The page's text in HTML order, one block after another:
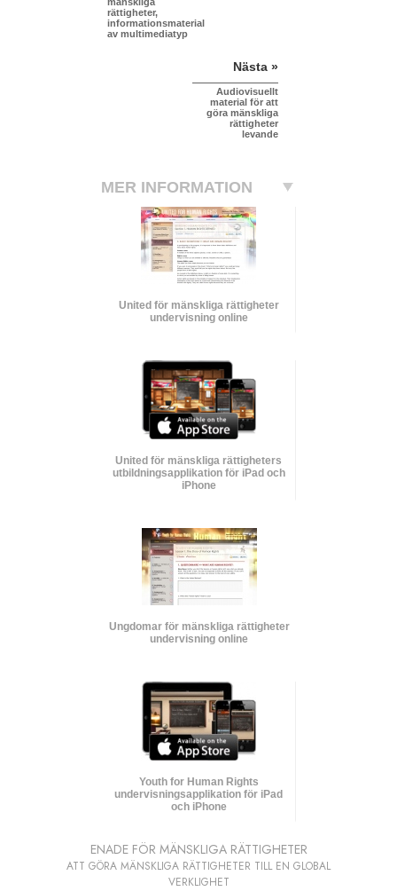
rättigheter,
informationsmaterial
av multimediatyp
Nästa »
Audiovisuellt
material för att
göra mänskliga
rättigheter
levande
MER INFORMATION
United för mänskliga rättigheter
undervisning online
United för mänskliga rättigheters
utbildnings­applikation för iPad och
iPhone
Ungdomar för mänskliga rättigheter
undervisning online
Youth for Human Rights
undervisnings­applikation för iPad
och iPhone
ENADE FÖR MÄNSKLIGA RÄTTIGHETER
ATT GÖRA MÄNSKLIGA RÄTTIGHETER TILL EN GLOBAL
VERKLIGHET